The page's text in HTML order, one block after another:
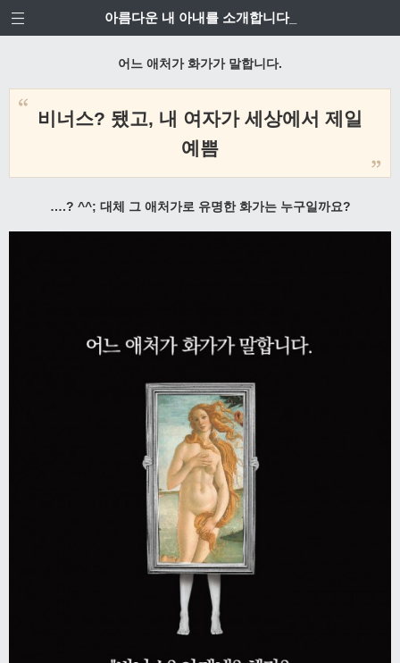
아름다운 내 아내를 소개합니다_
어느 애처가 화가가 말합니다.
비너스? 됐고, 내 여자가 세상에서 제일
예쁨
….? ^^; 대체 그 애처가로 유명한 화가는 누구일까요?